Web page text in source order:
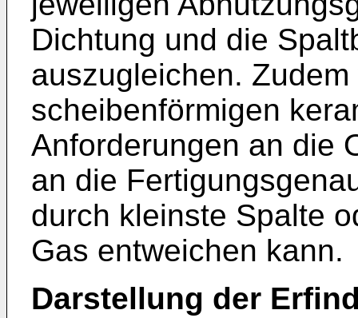
Dichtung und die
auszugleichen.
scheibenförmigen
Anforderungen an die
an die
durch kleinste Spalte
Gas entweichen kann.
Darstellung der